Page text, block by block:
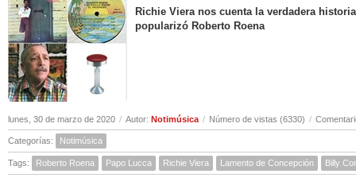
Richie Viera nos cuenta la verdadera
popularizó Roberto Roena
lunes, 30 de marzo de 2020 / Autor: Notimúsica / Número de vistas (6330) /
Categorías: Notimúsica
Tags: Roberto Roena Papo Lucca Richie Viera Lamento de Concepción Billy